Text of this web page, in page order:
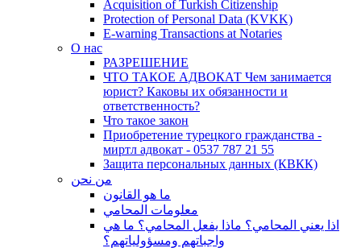
Acquisition of Turkish Citizenship
Protection of Personal Data (KVKK)
E-warning Transactions at Notaries
О нас
РАЗРЕШЕНИЕ
ЧТО ТАКОЕ АДВОКАТ Чем занимается
юрист? Каковы их обязанности и
ответственность?
Что такое закон
Приобретение турецкого гражданства -
миртл адвокат - 0537 787 21 55
Защита персональных данных (КВКК)
من نحن
ما هو القانون
معلومات المحامي
اذا يعني المحامي؟ ماذا يفعل المحامي؟ ما هي
واجباتهم ومسؤولياتهم؟